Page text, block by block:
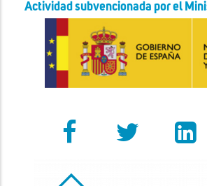
Actividad subvencionada por el